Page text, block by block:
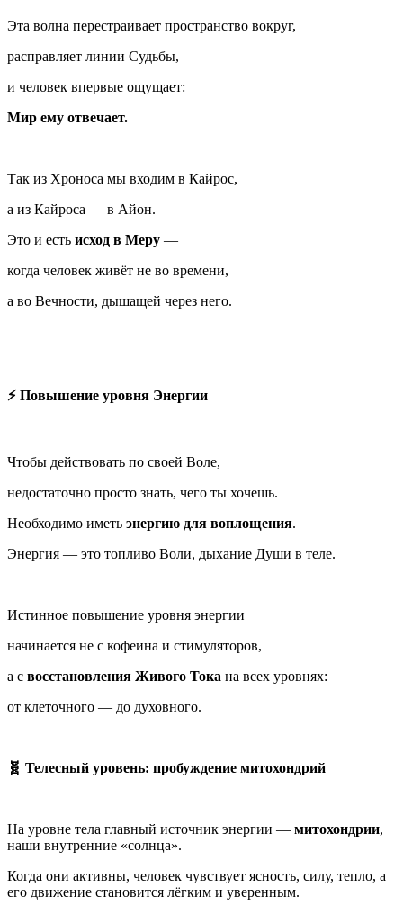
Эта волна перестраивает пространство вокруг,
расправляет линии Судьбы,
и человек впервые ощущает:
Мир ему отвечает.
Так из Хроноса мы входим в Кайрос,
а из Кайроса — в Айон.
Это и есть исход в Меру —
когда человек живёт не во времени,
а во Вечности, дышащей через него.
⚡ Повышение уровня Энергии
Чтобы действовать по своей Воле,
недостаточно просто знать, чего ты хочешь.
Необходимо иметь энергию для воплощения.
Энергия — это топливо Воли, дыхание Души в теле.
Истинное повышение уровня энергии
начинается не с кофеина и стимуляторов,
а с восстановления Живого Тока на всех уровнях:
от клеточного — до духовного.
🧬 Телесный уровень: пробуждение митохондрий
На уровне тела главный источник энергии — митохондрии,
наши внутренние «солнца».
Когда они активны, человек чувствует ясность, силу, тепло, а
его движение становится лёгким и уверенным.